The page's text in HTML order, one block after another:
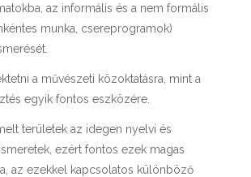
az informális és a nem formális
munka, csereprogramok)
a művészeti közoktatásra, mint a
egyik fontos eszközére.
területek az idegen nyelvi és
ezért fontos ezek magas
az ezekkel kapcsolatos különböző